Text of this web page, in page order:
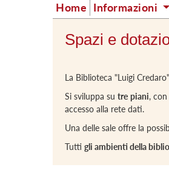
Home Informazioni
Spazi e
La Biblioteca "Luigi
Si sviluppa sutre piani,
accesso alla rete dati.
Una delle sale offre la
Tutti gli ambienti della